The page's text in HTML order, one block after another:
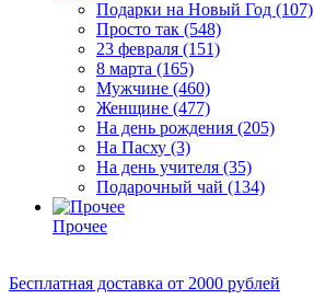
Подарки на Новый Год (107)
Просто так (548)
23 февраля (151)
8 марта (165)
Мужчине (460)
Женщине (477)
На день рождения (205)
На Пасху (3)
На день учителя (35)
Подарочный чай (134)
Прочее
Бесплатная доставка от 2000 рублей